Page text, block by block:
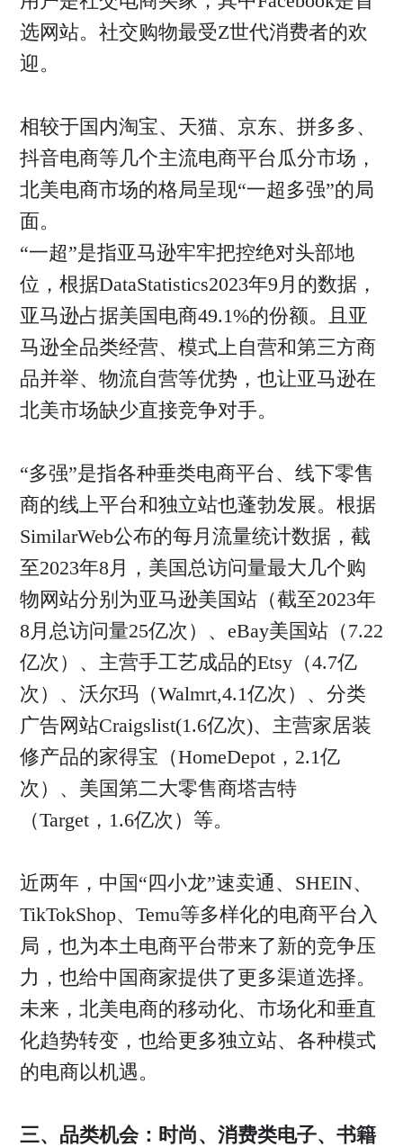
选网站。社交购物最受Z世代消费者的欢
迎。
相较于国内淘宝、天猫、京东、拼多多、
抖音电商等几个主流电商平台瓜分市场，
北美电商市场的格局呈现“一超多强”的局
面。
“一超”是指亚马逊牢牢把控绝对头部地
位，根据DataStatistics2023年9月的数据，
亚马逊占据美国电商49.1%的份额。且亚
马逊全品类经营、模式上自营和第三方商
品并举、物流自营等优势，也让亚马逊在
北美市场缺少直接竞争对手。
“多强”是指各种垂类电商平台、线下零售
商的线上平台和独立站也蓬勃发展。根据
SimilarWeb公布的每月流量统计数据，截
至2023年8月，美国总访问量最大几个购
物网站分别为亚马逊美国站（截至2023年
8月总访问量25亿次）、eBay美国站（7.22
亿次）、主营手工艺成品的Etsy（4.7亿
次）、沃尔玛（Walmrt,4.1亿次）、分类
广告网站Craigslist(1.6亿次)、主营家居装
修产品的家得宝（HomeDepot，2.1亿
次）、美国第二大零售商塔吉特
（Target，1.6亿次）等。
近两年，中国“四小龙”速卖通、SHEIN、
TikTokShop、Temu等多样化的电商平台入
局，也为本土电商平台带来了新的竞争压
力，也给中国商家提供了更多渠道选择。
未来，北美电商的移动化、市场化和垂直
化趋势转变，也给更多独立站、各种模式
的电商以机遇。
三、品类机会：时尚、消费类电子、书籍